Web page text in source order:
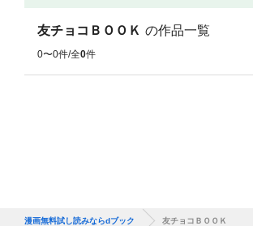
友チョコＢＯＯＫ の作品一覧
0〜0件/全0件
漫画無料試し読みならdブック 友チョコＢＯＯＫ